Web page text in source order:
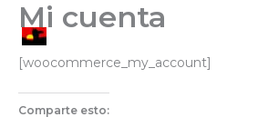
contenido
MAGDALENIA
Mi cuenta
[woocommerce_my_account]
Comparte esto: